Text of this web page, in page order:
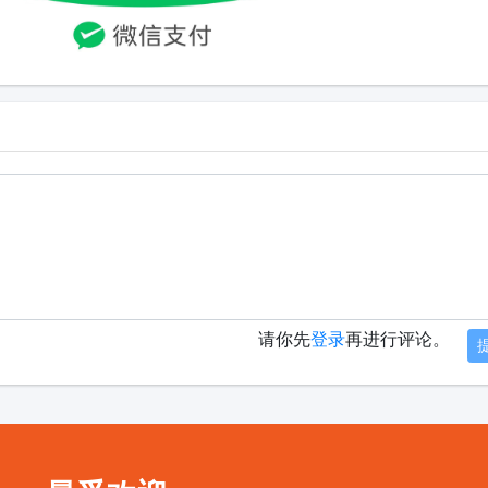
请你先登录再进行评论。